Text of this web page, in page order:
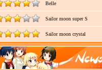
Belle
Sailor moon super S
Sailor moon crystal